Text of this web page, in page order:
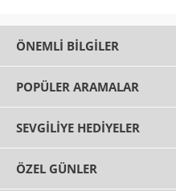
ÖNEMLI BILGILER
POPÜLER ARAMALAR
SEVGILIYE HEDIYELER
ÖZEL GÜNLER